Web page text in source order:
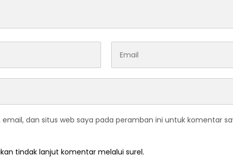
dan situs web saya pada peramban ini untuk komentar
tindak lanjut komentar melalui surel.